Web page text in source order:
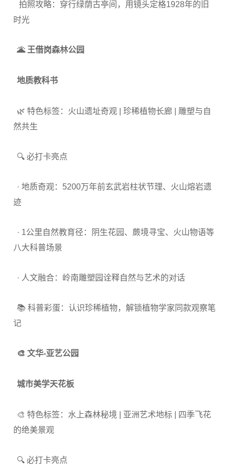
拍照攻略：穿行绿荫古亭间，用镜头定格1928年的旧
时光
🌋 王借岗森林公园
地质教科书
🌿 特色标签：火山遗址奇观 | 珍稀植物长廊 | 雕塑与自
然共生
🔍 必打卡亮点
· 地质奇观：5200万年前玄武岩柱状节理、火山熔岩遗
迹
· 1公里自然教育径：阴生花园、蕨境寻宝、火山物语等
八大科普场景
· 人文融合：岭南雕塑园诠释自然与艺术的对话
📚 科普彩蛋：认识珍稀植物，解锁植物学家同款观察笔
记
🎨 文华-亚艺公园
城市美学天花板
🎨 特色标签：水上森林秘境 | 亚洲艺术地标 | 四季飞花
的绝美景观
🔍 必打卡亮点